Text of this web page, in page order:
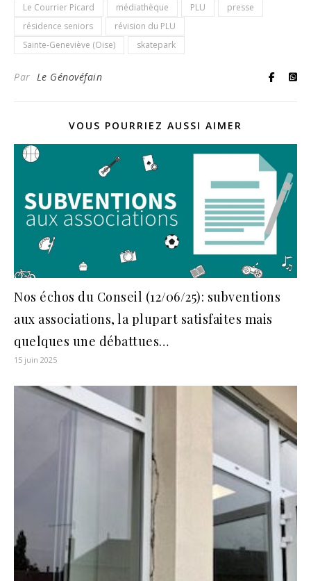
Le Courrier Picard médiathèque PLU
presse
résidence seniors
révision du PLU
Sainte-Geneviève (Oise)
skatepark
Par Le Génovéfain
VOUS POURRIEZ AUSSI AIMER
Nos échos du Conseil (12/06/25): subventions
aux associations, la plupart satisfaites mais
quelques une débattues…
15 juin 2025